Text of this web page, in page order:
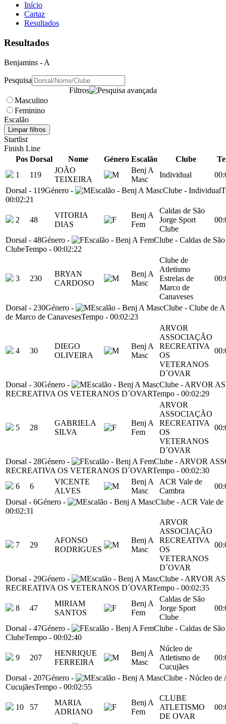
Início
Cartaz
Resultados
Resultados
Benjamins - A
Pesquisa
Filtros
Masculino
Feminino
Escalão
Limpar filtros
Startlist
Finish Line
Pos Dorsal Nome Género Escalão Clube
1
119
JOÃO
TEIXEIRA
Benj A
Masc
Individual
Dorsal - 119Género - Escalão - Benj A MascClube - Individual
00:02:21
2 48
VITORIA
DIAS
Benj A
Fem
Caldas de São
Jorge Sport
Clube
Dorsal - 48Género - Escalão - Benj A FemClube - Caldas de
ClubeTempo - 00:02:22
3 230
BRYAN
CARDOSO
Benj A
Masc
Clube de
Atletismo
Estrelas de
Marco de
Canaveses
Dorsal - 230Género - Escalão - Benj A MascClube - Clube de
de Marco de CanavesesTempo - 00:02:23
4 30
DIEGO
OLIVEIRA
Benj A
Masc
ARVOR
ASSOCIAÇÃO
RECREATIVA
OS
VETERANOS
D´OVAR
Dorsal - 30Género - Escalão - Benj A MascClube - ARVOR
RECREATIVA OS VETERANOS D´OVARTempo - 00:02:29
5 28
GABRIELA
SILVA
Benj A
Fem
ARVOR
ASSOCIAÇÃO
RECREATIVA
OS
VETERANOS
D´OVAR
Dorsal - 28Género - Escalão - Benj A FemClube - ARVOR
RECREATIVA OS VETERANOS D´OVARTempo - 00:02:30
6
6
VICENTE
ALVES
Benj A
Masc
ACR Vale de
Cambra
Dorsal - 6Género - Escalão - Benj A MascClube - ACR Vale de
00:02:31
7 29
AFONSO
RODRIGUES
Benj A
Masc
ARVOR
ASSOCIAÇÃO
RECREATIVA
OS
VETERANOS
D´OVAR
Dorsal - 29Género - Escalão - Benj A MascClube - ARVOR
RECREATIVA OS VETERANOS D´OVARTempo - 00:02:35
8 47
MIRIAM
SANTOS
Benj A
Fem
Caldas de São
Jorge Sport
Clube
Dorsal - 47Género - Escalão - Benj A FemClube - Caldas de
ClubeTempo - 00:02:40
9 207
HENRIQUE
FERREIRA
Benj A
Masc
Núcleo de
Atletismo de
Cucujães
Dorsal - 207Género - Escalão - Benj A MascClube - Núcleo de
CucujãesTempo - 00:02:55
10 57
MARIA
ADRIANO
Benj A
Fem
CLUBE
ATLETISMO
DE OVAR